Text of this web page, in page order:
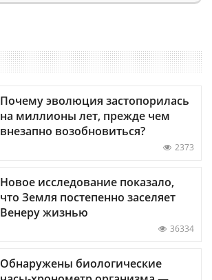
Почему эволюция застопорилась
на миллионы лет, прежде чем
внезапно возобновиться?
2373
Новое исследование показало,
что Земля постепенно заселяет
Венеру жизнью
36334
Обнаружены биологические